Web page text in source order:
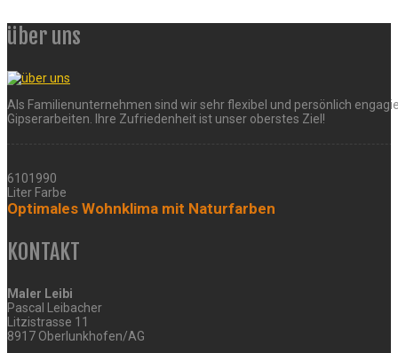
über uns
Als Familienunternehmen sind wir sehr flexibel und persönlich
Gipserarbeiten. Ihre Zufriedenheit ist unser oberstes Ziel!
6101990
Liter Farbe
Optimales Wohnklima mit Naturfarben
KONTAKT
Maler Leibi
Pascal Leibacher
Litzistrasse 11
8917 Oberlunkhofen/AG